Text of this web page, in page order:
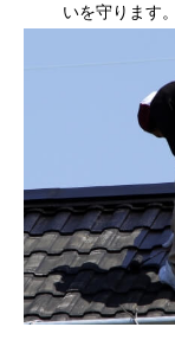
いを守ります。